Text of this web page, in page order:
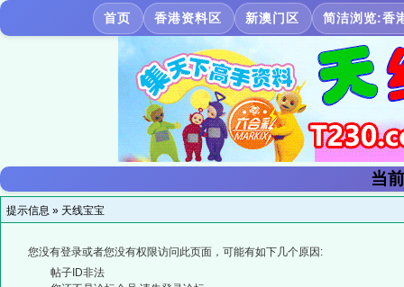
首页 香港资料区 新澳门区 简洁浏览:香
当
提示信息 » 天线宝宝
您没有登录或者您没有权限访问此页面，可能有如下几个原因:
帖子ID非法